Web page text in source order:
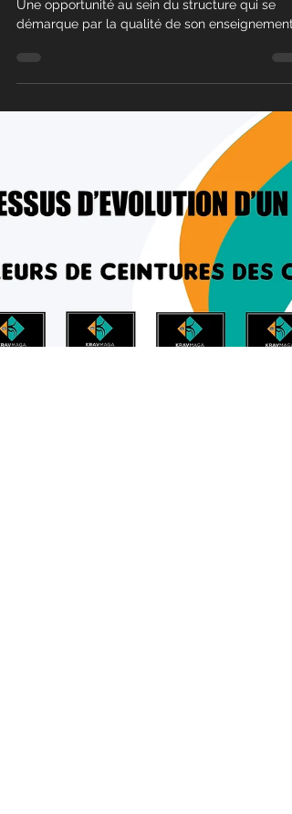
29 mars 2023
3 min de lecture
devenir
Pourquoi devenir instructeur Krav Maga
Une opportunité au sein du structure qui se
démarque par la qualité de son enseignement.